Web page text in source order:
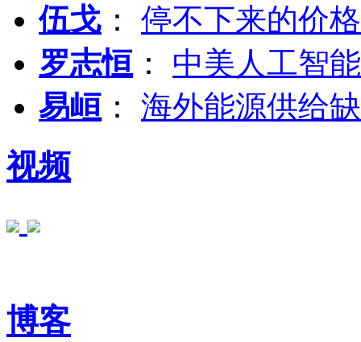
伍戈 ： 停不下来的价
罗志恒 ： 中美人工智
易峘 ： 海外能源供给
视频
博客